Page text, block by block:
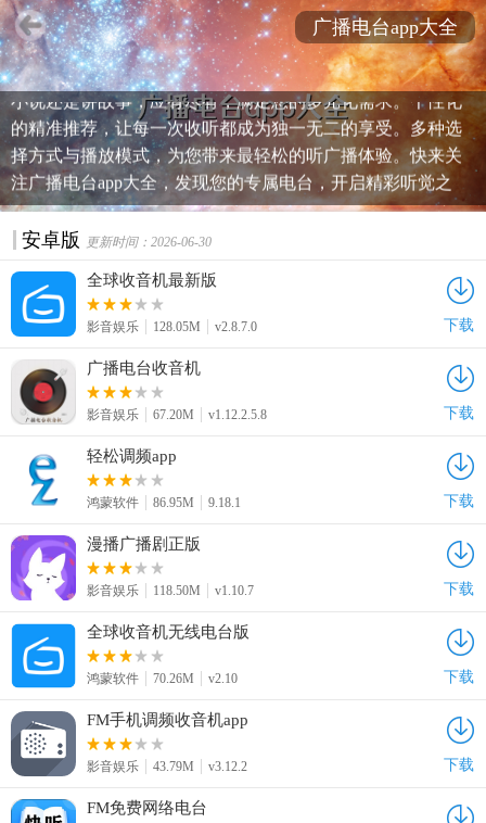
广播电台app大全应用合集，是您的私人电台收听宝库。本站
精心搜罗了众多优质电台应用，无论是听新闻、赏音乐、品
小说还是讲故事，应有尽有，满足您的多元化需求。个性化
的精准推荐，让每一次收听都成为独一无二的享受。多种选
择方式与播放模式，为您带来最轻松的听广播体验。快来关
注广播电台app大全，发现您的专属电台，开启精彩听觉之
旅！
广播电台app大全
安卓版 更新时间：2026-06-30
全球收音机最新版
影音娱乐 128.05M v2.8.7.0 下载
广播电台收音机
影音娱乐 67.20M v1.12.2.5.8 下载
轻松调频app
鸿蒙软件 86.95M 9.18.1 下载
漫播广播剧正版
影音娱乐 118.50M v1.10.7 下载
全球收音机无线电台版
鸿蒙软件 70.26M v2.10 下载
FM手机调频收音机app
影音娱乐 43.79M v3.12.2 下载
FM免费网络电台